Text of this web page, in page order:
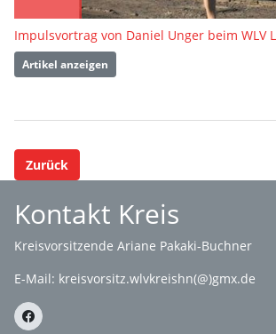
Impulsvortrag von Daniel Unger beim WLV
Artikel anzeigen
Zurück
Kontakt Kreis
Kreisvorsitzende Ariane Pakaki-Buchner
E-Mail: kreisvorsitz.wlvkreishn(@)gmx.de